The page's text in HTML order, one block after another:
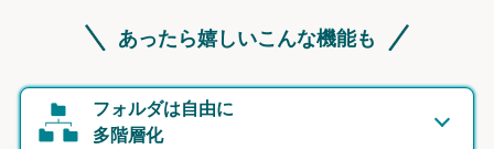
あったら嬉しいこんな機能も
フォルダは自由に
多階層化